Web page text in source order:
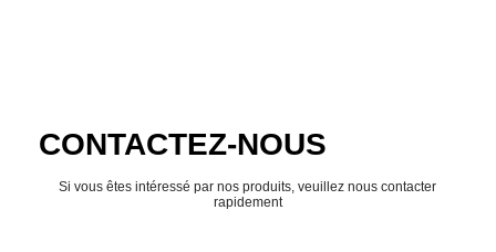
CONTACTEZ-NOUS
Si vous êtes intéressé par nos produits, veuillez nous contacter
rapidement